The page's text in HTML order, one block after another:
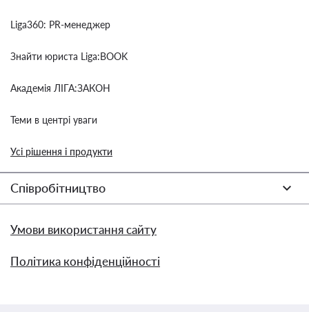
Liga360: PR-менеджер
Знайти юриста Liga:BOOK
Академія ЛІГА:ЗАКОН
Теми в центрі уваги
Усі рішення і продукти
Співробітництво
Умови використання сайту
Політика конфіденційності